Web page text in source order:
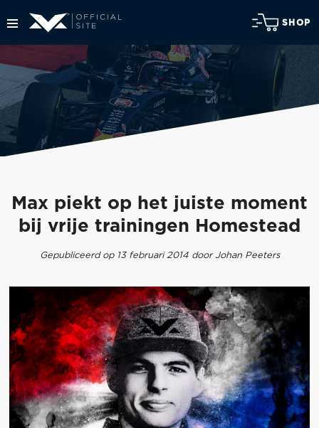
SHOP
Max piekt op het juiste moment
bij vrije trainingen Homestead
Gepubliceerd op 13 februari 2014 door Johan Peeters